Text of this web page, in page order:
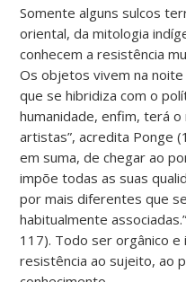
Somente alguns sulcos
oriental, da mitologia
conhecem a resistência
Os objetos vivem na
que se hibridiza com o
humanidade, enfim, terá
artistas”, acredita Ponge
em suma, de chegar ao
impõe todas as suas
por mais diferentes que
habitualmente
117). Todo ser orgânico e
resistência ao sujeito, ao